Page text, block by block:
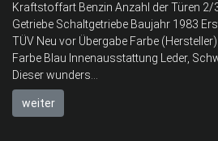
Kraftstoffart Benzin Anzahl der Türen 2/
Getriebe Schaltgetriebe Baujahr 1983
TÜV Neu vor Übergabe Farbe
Farbe Blau Innenausstattung Leder,
Dieser wunders...
weiter